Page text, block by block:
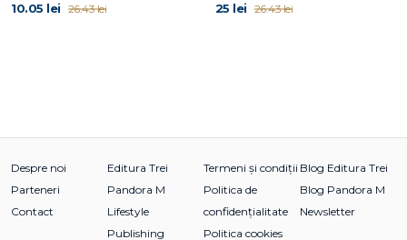
10.05 lei 26.43 lei 25 lei 26.43 lei
Despre noi
Parteneri
Contact
Editura Trei
Pandora M
Lifestyle
Publishing
Termeni și condiții
Politica de
confidențialitate
Politica cookies
Blog Editura Trei
Blog Pandora M
Newsletter